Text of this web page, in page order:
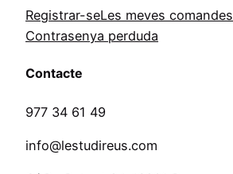
Registrar-seLes meves comandes
Contrasenya perduda
Contacte
977 34 61 49
info@lestudireus.com